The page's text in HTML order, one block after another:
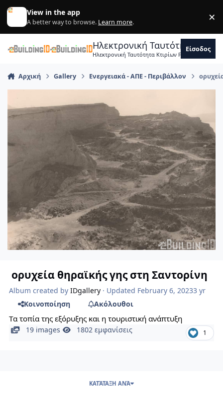
Skip to content
View in the app
A better way to browse. Learn more. ×
Ηλεκτρονική Ταυτότητα
Ηλεκτρονική Ταυτότητα Κτιρίων Forum
Είσοδος
Αρχική Gallery Ενεργειακά - ΑΠΕ - Περιβάλλον
ορυχεία θηραϊκής γης στη Σαντορίνη
Album created byIDgallery · Updated February 6, 20233 yr
Κοινοποίηση
Ακόλουθοι
Τα τοπία της εξόρυξης και η τουριστική ανάπτυξη
19 images 1802 εμφανίσεις 1
ΚΑΤΆΤΑΞΗ ΑΝΆ